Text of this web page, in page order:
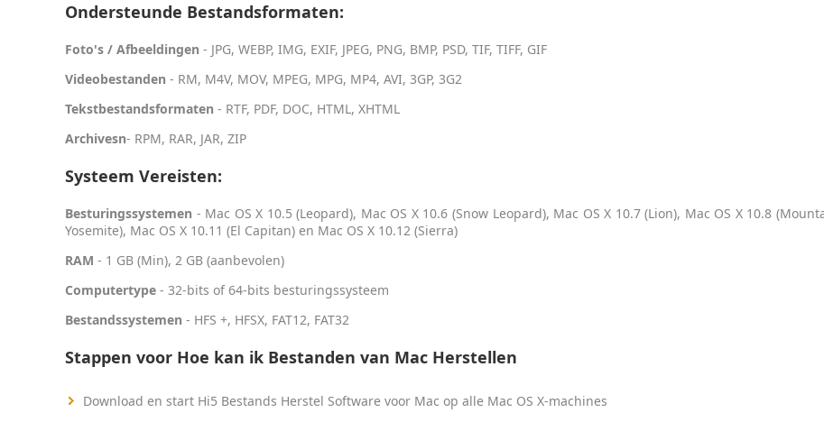
Ondersteunde Bestandsformaten:
Foto's / Afbeeldingen - JPG, WEBP, IMG, EXIF, JPEG, PNG, BMP, PSD, TIF, TIFF, GIF
Videobestanden - RM, M4V, MOV, MPEG, MPG, MP4, AVI, 3GP, 3G2
Tekstbestandsformaten - RTF, PDF, DOC, HTML, XHTML
Archivesn- RPM, RAR, JAR, ZIP
Systeem Vereisten:
Besturingssystemen - Mac OS X 10.5 (Leopard), Mac OS X 10.6 (Snow Leopard), Mac OS X 10.7 (Lion), Mac OS X 10.8
Yosemite), Mac OS X 10.11 (El Capitan) en Mac OS X 10.12 (Sierra)
RAM - 1 GB (Min), 2 GB (aanbevolen)
Computertype - 32-bits of 64-bits besturingssysteem
Bestandssystemen - HFS +, HFSX, FAT12, FAT32
Stappen voor Hoe kan ik Bestanden van Mac Herstellen
Download en start Hi5 Bestands Herstel Software voor Mac op alle Mac OS X-machines